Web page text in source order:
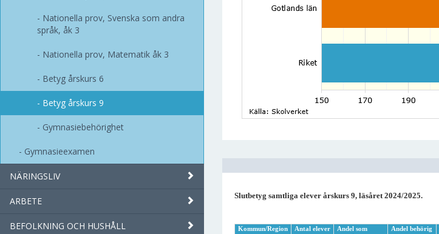
Nationella prov, Svenska som andra
språk, åk 3
Nationella prov, Matematik åk 3
Betyg årskurs 6
Betyg årskurs 9
Gymnasiebehörighet
Gymnasieexamen
NÄRINGSLIV
ARBETE
BEFOLKNING OCH HUSHÅLL
Slutbetyg samtliga elever årskurs 9, läsåret 2024/2025.
Kommun/Region Antal elever
Andel som
Andel behörig